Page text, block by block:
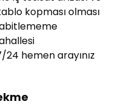
kopması olması
hemen arayınız